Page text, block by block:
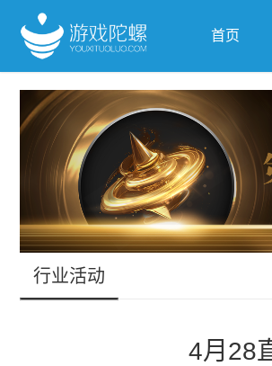
首页
抢滩全球
跨界Talk
行业活动
4月28